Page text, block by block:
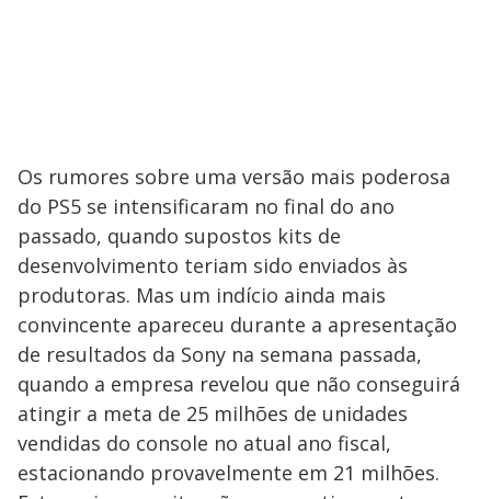
Os rumores sobre uma versão mais poderosa
do PS5 se intensificaram no final do ano
passado, quando supostos kits de
desenvolvimento teriam sido enviados às
produtoras. Mas um indício ainda mais
convincente apareceu durante a apresentação
de resultados da Sony na semana passada,
quando a empresa revelou que não conseguirá
atingir a meta de 25 milhões de unidades
vendidas do console no atual ano fiscal,
estacionando provavelmente em 21 milhões.